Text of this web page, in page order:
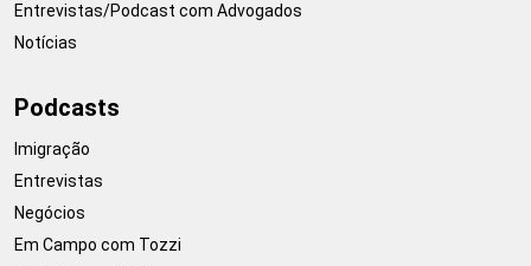
Entrevistas/Podcast com Advogados
Notícias
Podcasts
Imigração
Entrevistas
Negócios
Em Campo com Tozzi